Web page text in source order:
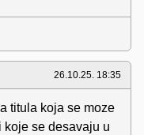
26.10.25. 18:35
titula koja se moze
se desavaju u